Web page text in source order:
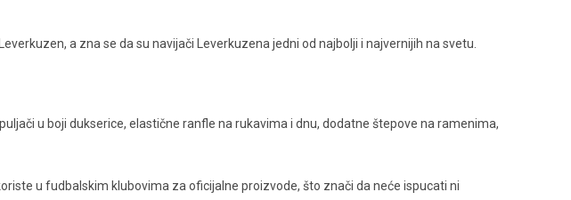
a zna se da su navijači Leverkuzena jedni od najbolji i najvernijih na svetu.
u boji dukserice, elastične ranfle na rukavima i dnu, dodatne štepove na ramenima,
u fudbalskim klubovima za oficijalne proizvode, što znači da neće ispucati ni